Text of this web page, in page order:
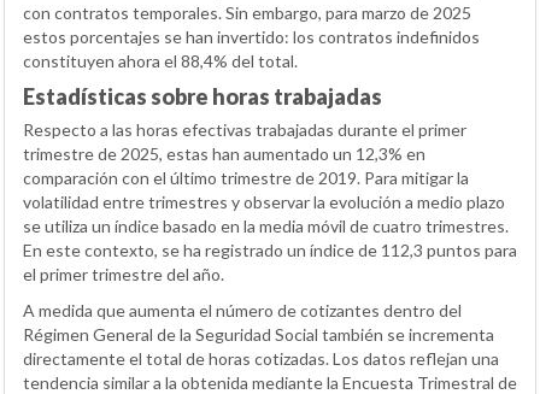
con contratos temporales. Sin embargo, para marzo de 2025
estos porcentajes se han invertido: los contratos indefinidos
constituyen ahora el 88,4% del total.
Estadísticas sobre horas trabajadas
Respecto a las horas efectivas trabajadas durante el primer
trimestre de 2025, estas han aumentado un 12,3% en
comparación con el último trimestre de 2019. Para mitigar la
volatilidad entre trimestres y observar la evolución a medio plazo
se utiliza un índice basado en la media móvil de cuatro trimestres.
En este contexto, se ha registrado un índice de 112,3 puntos para
el primer trimestre del año.
A medida que aumenta el número de cotizantes dentro del
Régimen General de la Seguridad Social también se incrementa
directamente el total de horas cotizadas. Los datos reflejan una
tendencia similar a la obtenida mediante la Encuesta Trimestral de